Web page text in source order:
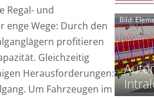
Regal- und
enge Wege: Durch den
profitieren
Gleichzeitig
Herausforderungen:
Um Fahrzeugen im
l
r
i
s
i
r
i
t
s
s
i
Bild: